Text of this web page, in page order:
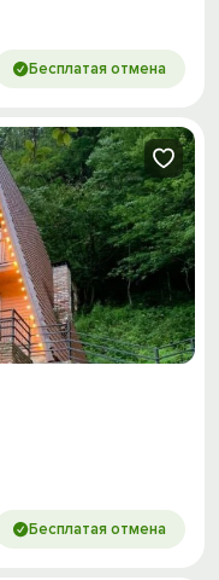
Бесплатая отмена
Бесплатая отмена